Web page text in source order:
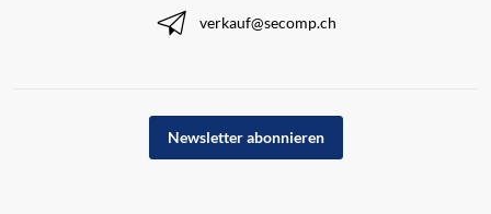
verkauf@secomp.ch
Newsletter abonnieren